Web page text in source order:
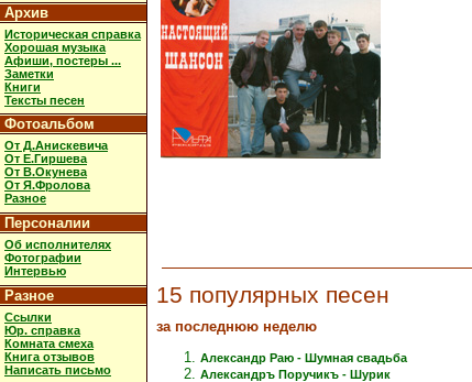
Архив
Историческая справка
Хорошая музыка
Афиши, постеры ...
Заметки
Книги
Тексты песен
Фотоальбом
От Д.Анискевича
От Е.Гиршева
От В.Окунева
От Я.Фролова
Разное
Персоналии
Об исполнителях
Фотографии
Интервью
Разное
Ссылки
Юр. справка
Комната смеха
Книга отзывов
Написать письмо
15 популярных песен
за последнюю неделю
Александр Раю - Шумная свадьба
Александръ Поручикъ - Шурик